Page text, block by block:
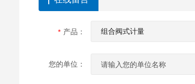
产品：
您的单位：